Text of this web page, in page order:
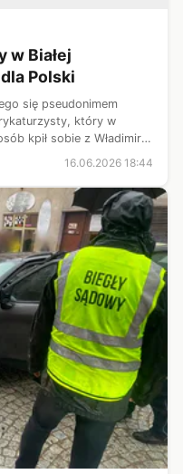
w Białej
Polski
się pseudonimem
który w
kpił sobie z Władimira
Czeczenii Ramzana
16.06.2026 18:44